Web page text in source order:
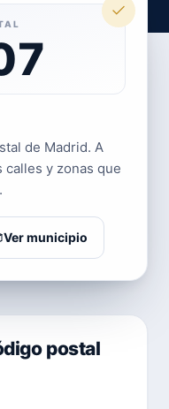
de Madrid. A
y zonas que
Ver municipio
postal